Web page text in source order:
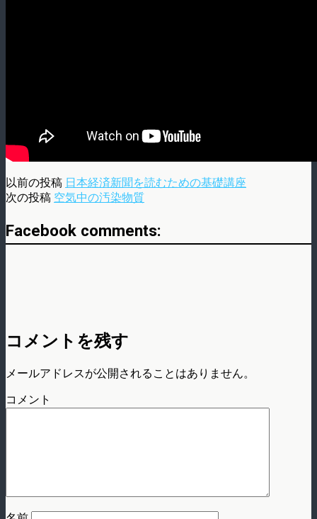
以前の投稿 日本経済新聞を読むための基礎講座
次の投稿 空気中の汚染物質
Facebook comments:
コメントを残す
メールアドレスが公開されることはありません。
コメント